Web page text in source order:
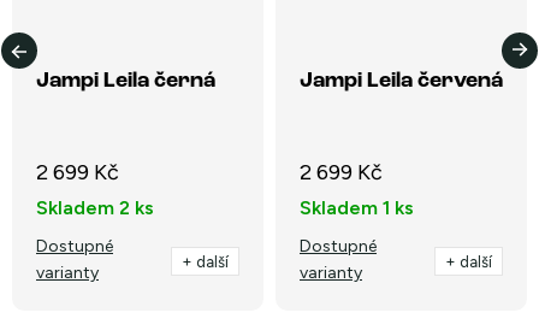
Jampi Leila černá
2 699 Kč
Skladem 2 ks
Dostupné
varianty
+ další
Jampi Leila červená
2 699 Kč
Skladem 1 ks
Dostupné
varianty
+ další